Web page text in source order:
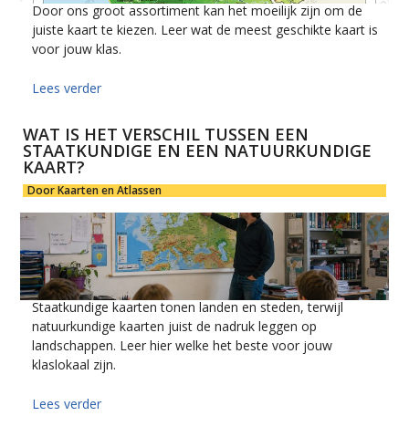
Door ons groot assortiment kan het moeilijk zijn om de
juiste kaart te kiezen. Leer wat de meest geschikte kaart is
voor jouw klas.
Lees verder
WAT IS HET VERSCHIL TUSSEN EEN
STAATKUNDIGE EN EEN NATUURKUNDIGE
KAART?
Door Kaarten en Atlassen
Staatkundige kaarten tonen landen en steden, terwijl
natuurkundige kaarten juist de nadruk leggen op
landschappen. Leer hier welke het beste voor jouw
klaslokaal zijn.
Lees verder